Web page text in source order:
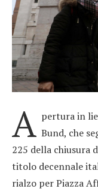
A pertura in
Bund, che
225 della chiusura
titolo decennale
rialzo per Piazza